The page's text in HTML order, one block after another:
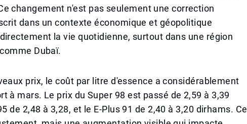
changement n'est pas seulement une correction
dans un contexte économique et géopolitique
la vie quotidienne, surtout dans une région
Dubaï.
prix, le coût par litre d'essence a considérablement
à mars. Le prix du Super 98 est passé de 2,59 à 3,39
de 2,48 à 3,28, et le E-Plus 91 de 2,40 à 3,20 dirhams. Ce